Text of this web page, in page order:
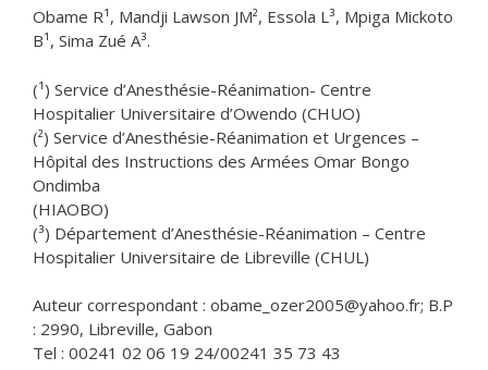
Obame R¹, Mandji Lawson JM², Essola L³, Mpiga Mickoto
B¹, Sima Zué A³.
(¹) Service d’Anesthésie-Réanimation- Centre
Hospitalier Universitaire d’Owendo (CHUO)
(²) Service d’Anesthésie-Réanimation et Urgences –
Hôpital des Instructions des Armées Omar Bongo
Ondimba
(HIAOBO)
(³) Département d’Anesthésie-Réanimation – Centre
Hospitalier Universitaire de Libreville (CHUL)
Auteur correspondant : obame_ozer2005@yahoo.fr; B.P
: 2990, Libreville, Gabon
Tel : 00241 02 06 19 24/00241 35 73 43